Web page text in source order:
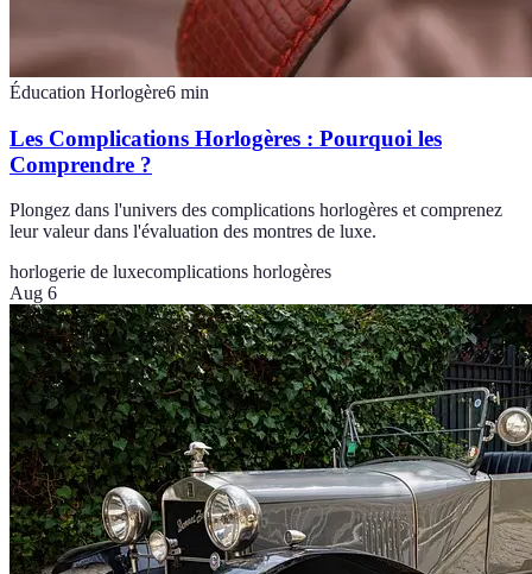
Éducation Horlogère6 min
Les Complications Horlogères : Pourquoi les
Comprendre ?
Plongez dans l'univers des complications horlogères et comprenez
leur valeur dans l'évaluation des montres de luxe.
horlogerie de luxecomplications horlogères
Aug 6